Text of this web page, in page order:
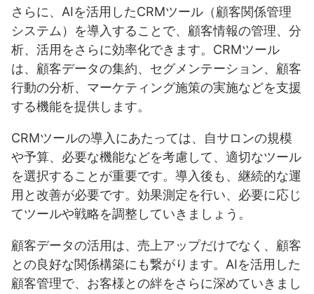
さらに、AIを活用したCRMツール（顧客関係管理
システム）を導入することで、顧客情報の管理、分
析、活用をさらに効率化できます。CRMツール
は、顧客データの集約、セグメンテーション、顧客
行動の分析、マーケティング施策の実施などを支援
する機能を提供します。
CRMツールの導入にあたっては、自サロンの規模
や予算、必要な機能などを考慮して、適切なツール
を選択することが重要です。導入後も、継続的な運
用と改善が必要です。効果測定を行い、必要に応じ
てツールや戦略を調整していきましょう。
顧客データの活用は、売上アップだけでなく、顧客
との良好な関係構築にも繋がります。AIを活用した
顧客管理で、お客様との絆をさらに深めていきまし